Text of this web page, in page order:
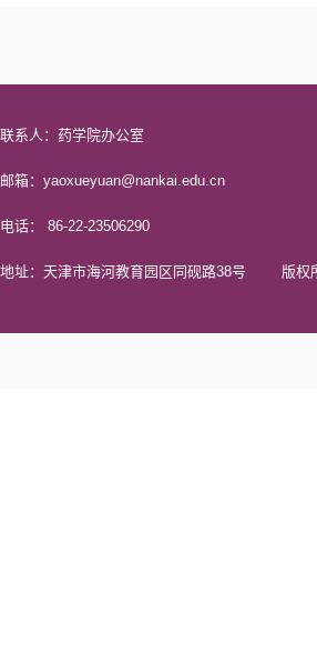
联系人：药学院办公室
邮箱：yaoxueyuan@nankai.edu.cn
电话： 86-22-23506290
地址：天津市海河教育园区同砚路38号 版